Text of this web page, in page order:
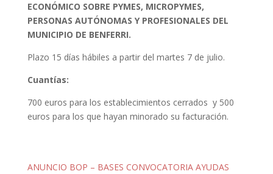
ECONÓMICO SOBRE PYMES, MICROPYMES,
PERSONAS AUTÓNOMAS Y PROFESIONALES DEL
MUNICIPIO DE BENFERRI.
Plazo 15 días hábiles a partir del martes 7 de julio.
Cuantías:
700 euros para los establecimientos cerrados y 500
euros para los que hayan minorado su facturación.
ANUNCIO BOP – BASES CONVOCATORIA AYUDAS